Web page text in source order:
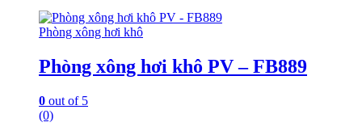
Phòng xông hơi khô
Phòng xông hơi khô PV – FB889
0 out of 5
(0)